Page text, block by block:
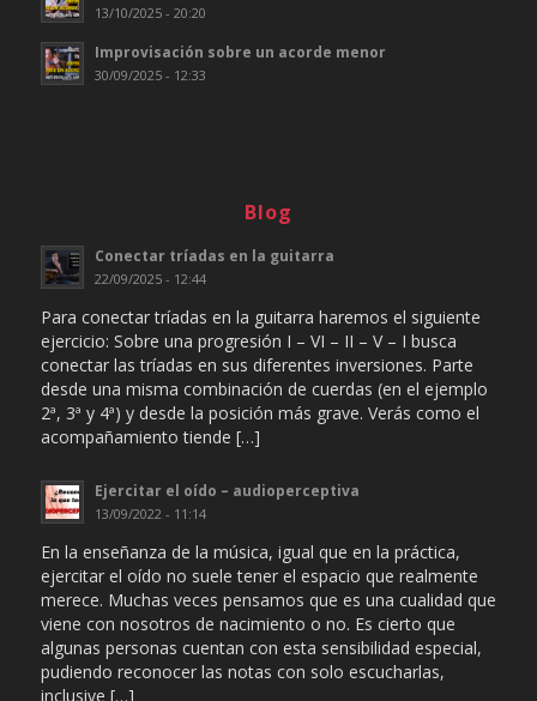
13/10/2025 - 20:20
Improvisación sobre un acorde menor
30/09/2025 - 12:33
Blog
Conectar tríadas en la guitarra
22/09/2025 - 12:44
Para conectar tríadas en la guitarra haremos el siguiente
ejercicio: Sobre una progresión I – VI – II – V – I busca
conectar las tríadas en sus diferentes inversiones. Parte
desde una misma combinación de cuerdas (en el ejemplo
2ª, 3ª y 4ª) y desde la posición más grave. Verás como el
acompañamiento tiende […]
Ejercitar el oído – audioperceptiva
13/09/2022 - 11:14
En la enseñanza de la música, igual que en la práctica,
ejercitar el oído no suele tener el espacio que realmente
merece. Muchas veces pensamos que es una cualidad que
viene con nosotros de nacimiento o no. Es cierto que
algunas personas cuentan con esta sensibilidad especial,
pudiendo reconocer las notas con solo escucharlas,
inclusive […]